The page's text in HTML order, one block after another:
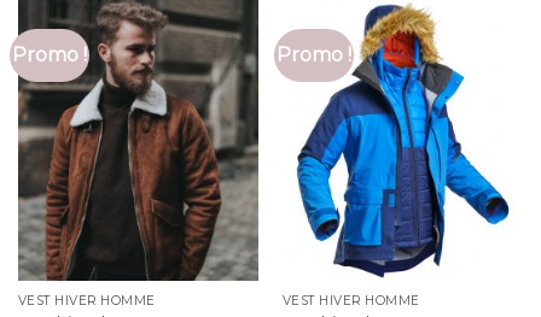
Promo !
VEST HIVER HOMME
Promo !
VEST HIVER HOMME